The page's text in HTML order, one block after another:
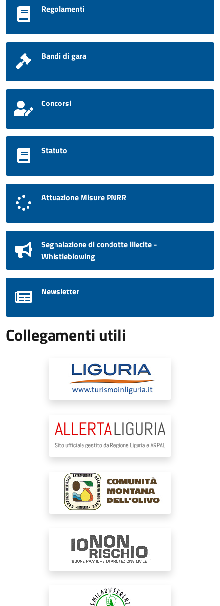
Regolamenti
Bandi di gara
Concorsi
Statuto
Attuazione Misure PNRR
Segnalazione di condotte illecite -
Whistleblowing
Newsletter
Collegamenti utili